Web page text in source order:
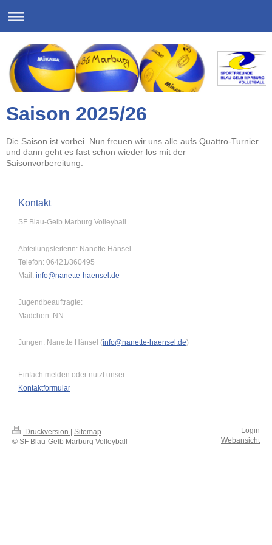
Saison 2025/26
Die Saison ist vorbei. Nun freuen wir uns alle aufs Quattro-Turnier
und dann geht es fast schon wieder los mit der
Saisonvorbereitung.
Kontakt
SF Blau-Gelb Marburg Volleyball
Abteilungsleiterin: Nanette Hänsel
Telefon: 06421/360495
Mail: info@nanette-haensel.de
Jugendbeauftragte:
Mädchen: NN
Jungen: Nanette Hänsel (info@nanette-haensel.de)
Einfach melden oder nutzt unser
Kontaktformular
Druckversion
Sitemap
© SF Blau-Gelb Marburg Volleyball
Login
Webansicht